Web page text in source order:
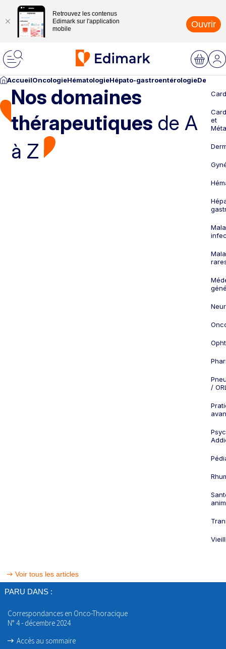
Retrouvez les contenus
Edimark sur l'application
mobile
Ouvrir
AccueilOncologieHématologieHépato-gastroentérologie
Nos domaines
thérapeutiques de A
à Z
et
/
Voir tous les articles
PARU DANS :
Correspondances en Onco-Thoracique
N° 4 - décembre 2024
Accès au sommaire